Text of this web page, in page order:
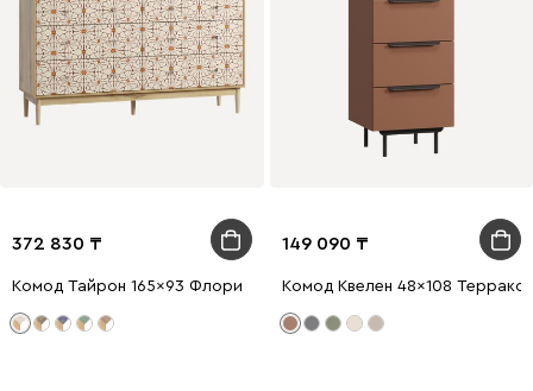
372 830
Комод Тайрон 165x93 Флори ​
149 090
Комод Квелен 48x108